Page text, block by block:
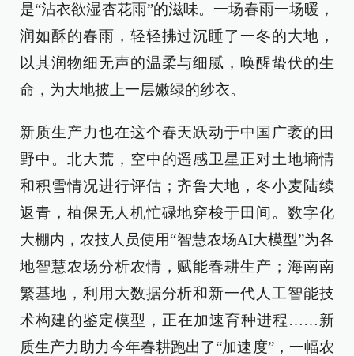
是“沾衣欲湿杏花雨”的滋味。一场春雨一场暖，
润如酥的春雨，轻轻拂过沉睡了一冬的大地，
以其润物细无声的温柔与细腻，唤醒蛰伏的生
命，为大地披上一层嫩绿的纱衣。
新质生产力也在这个春天跃动于中国广袤的田
野中。北大荒，空中的遥感卫星正对土地墒情
和积雪情况进行评估；齐鲁大地，冬小麦陆续
返青，植保无人机忙碌地穿梭于田间。数字化
大棚内，农技人员使用“智慧农场AI大模型”为各
地智慧农场分析农情，赋能春耕生产；海南南
繁基地，利用大数据分析和新一代人工智能技
术构建的鉴定模型，正在加速育种进程……新
质生产力助力今年春耕跑出了“加速度”，一幅农